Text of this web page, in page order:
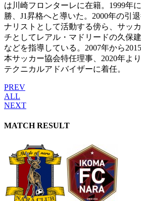
は川崎フロンターレに在籍。1999年
勝、J1昇格へと導いた。2000年の引
ナリストとして活動する傍ら、サッ
チとしてレアル・マドリードの久保
などを指導している。2007年から
本サッカー協会特任理事、2020年よ
テクニカルアドバイザーに着任。
PREV
ALL
NEXT
MATCH RESULT